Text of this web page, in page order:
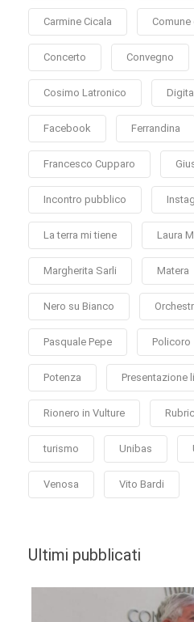
Carmine Cicala Comune
Concerto Convegno
Cosimo Latronico
Facebook Ferrandina
Francesco Cupparo
Incontro pubblico
La terra mi tiene Laura
Margherita Sarli Matera
Nero su Bianco
Pasquale Pepe Policoro
Potenza Presentazione
Rionero in Vulture
turismo Unibas
Venosa Vito Bardi
Ultimi pubblicati